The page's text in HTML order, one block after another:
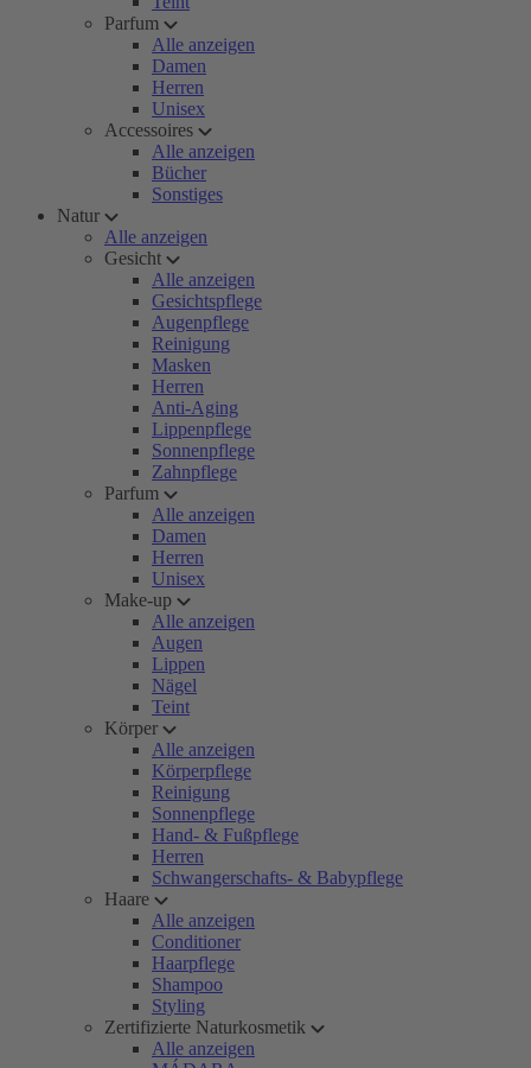
Parfum
Alle anzeigen
Damen
Herren
Unisex
Accessoires
Alle anzeigen
Bücher
Sonstiges
Natur
Alle anzeigen
Gesicht
Alle anzeigen
Gesichtspflege
Augenpflege
Reinigung
Masken
Herren
Anti-Aging
Lippenpflege
Sonnenpflege
Zahnpflege
Parfum
Alle anzeigen
Damen
Herren
Unisex
Make-up
Alle anzeigen
Augen
Lippen
Nägel
Teint
Körper
Alle anzeigen
Körperpflege
Reinigung
Sonnenpflege
Hand- & Fußpflege
Herren
Schwangerschafts- & Babypflege
Haare
Alle anzeigen
Conditioner
Haarpflege
Shampoo
Styling
Zertifizierte Naturkosmetik
Alle anzeigen